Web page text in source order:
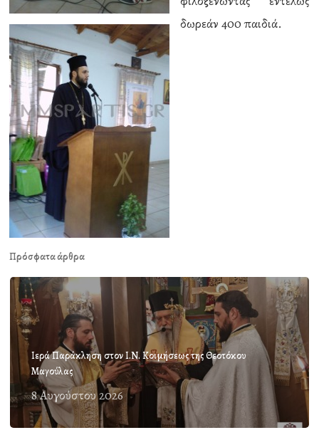
δωρεάν 400 παιδιά.
Πρόσφατα άρθρα
Ιερά Παράκληση στον Ι.Ν. Κοιμήσεως της Θεοτόκου
Μαγούλας
8 Αυγούστου 2026